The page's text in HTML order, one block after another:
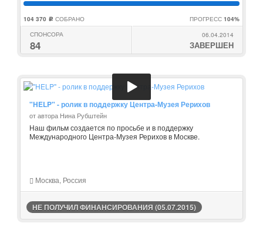
104 370 c СОБРАНО ПРОГРЕСС 104%
СПОНСОРА
84
06.04.2014
ЗАВЕРШЕН
"HELP" - ролик в поддержку Центра-Музея Рерихов
от автора Нина Рубштейн
Наш фильм создается по просьбе и в поддержку
Международного Центра-Музея Рерихов в Москве.
Москва, Россия
НЕ ПОЛУЧИЛ ФИНАНСИРОВАНИЯ (05.07.2015)